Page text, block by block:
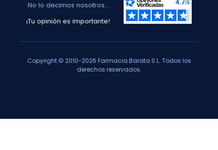
No lo decimos nosotros...
¡Tu opinión es importante!
Copyright © 2010-2026 Farmacia Barata S.L. Todos los
derechos reservados.